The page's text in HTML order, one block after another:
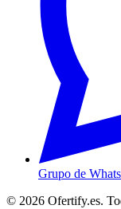
Grupo de
© 2026 Ofertify.es.